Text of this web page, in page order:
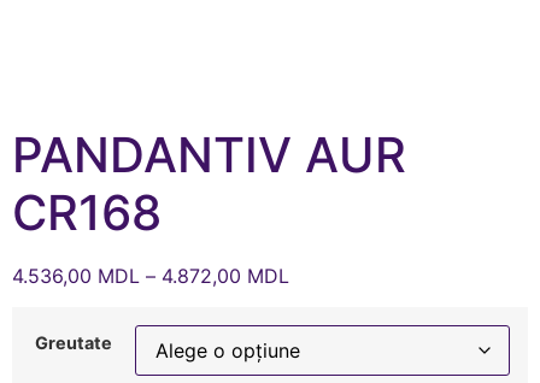
PANDANTIV AUR
CR168
4.536,00 MDL – 4.872,00 MDL
Greutate